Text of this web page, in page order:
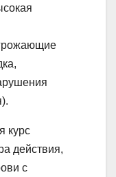
курс
действия,
с